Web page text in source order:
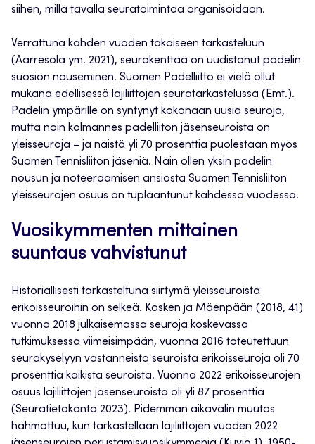
siihen, millä tavalla seuratoimintaa organisoidaan.
Verrattuna kahden vuoden takaiseen tarkasteluun
(Aarresola ym. 2021), seurakenttää on uudistanut padelin
suosion nouseminen. Suomen Padelliitto ei vielä ollut
mukana edellisessä lajiliittojen seuratarkastelussa (Emt.).
Padelin ympärille on syntynyt kokonaan uusia seuroja,
mutta noin kolmannes padelliiton jäsenseuroista on
yleisseuroja – ja näistä yli 70 prosenttia puolestaan myös
Suomen Tennisliiton jäseniä. Näin ollen yksin padelin
nousun ja noteeraamisen ansiosta Suomen Tennisliiton
yleisseurojen osuus on tuplaantunut kahdessa vuodessa.
Vuosikymmenten mittainen
suuntaus vahvistunut
Historiallisesti tarkasteltuna siirtymä yleisseuroista
erikoisseuroihin on selkeä. Kosken ja Mäenpään (2018, 41)
vuonna 2018 julkaisemassa seuroja koskevassa
tutkimuksessa viimeisimpään, vuonna 2016 toteutettuun
seurakyselyyn vastanneista seuroista erikoisseuroja oli 70
prosenttia kaikista seuroista. Vuonna 2022 erikoisseurojen
osuus lajiliittojen jäsenseuroista oli yli 87 prosenttia
(Seuratietokanta 2023). Pidemmän aikavälin muutos
hahmottuu, kun tarkastellaan lajiliittojen vuoden 2022